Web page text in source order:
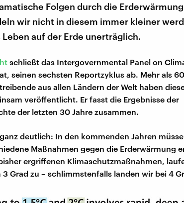
Folgen durch die Erderwärmung
wir nicht in diesem immer kleiner
auf der Erde unerträglich.
schließt das Intergovernmental Panel on
seinen sechsten Reportzyklus ab. Mehr als
aus allen Ländern der Welt haben
veröffentlicht. Er fasst die Ergebnisse der
der letzten 30 Jahre zusammen.
deutlich: In den kommenden Jahren
Maßnahmen gegen die Erderwärmung
ergriffenen Klimaschutzmaßnahmen,
Grad zu – schlimmstenfalls landen wir bei 4